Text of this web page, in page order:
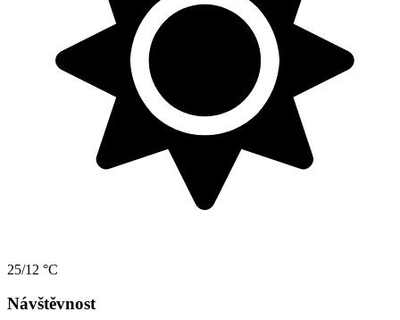
25/12 °C
Návštěvnost